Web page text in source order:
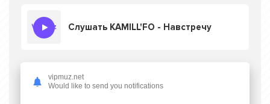
Слушать KAMILL'FO - Навстречу
Скачать песню KAMILL'FO - Навстречу
mp3 или слушать онлайн бесплатно
vipmuz.net
Would like to send you notifications